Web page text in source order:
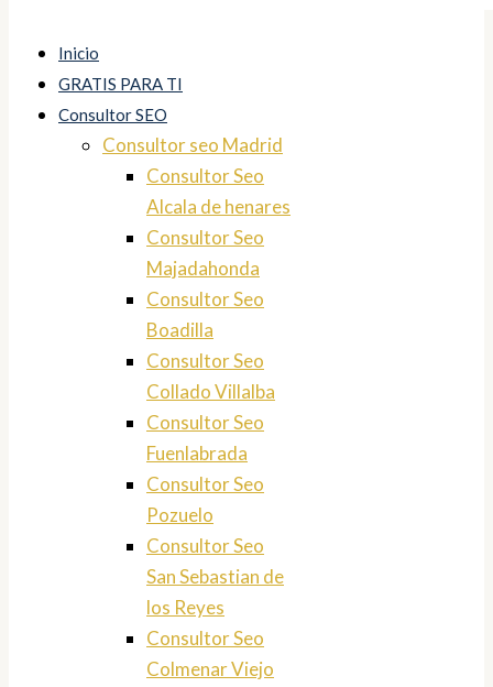
Inicio
GRATIS PARA TI
Consultor SEO
Consultor seo Madrid
Consultor Seo
Alcala de henares
Consultor Seo
Majadahonda
Consultor Seo
Boadilla
Consultor Seo
Collado Villalba
Consultor Seo
Fuenlabrada
Consultor Seo
Pozuelo
Consultor Seo
San Sebastian de
los Reyes
Consultor Seo
Colmenar Viejo